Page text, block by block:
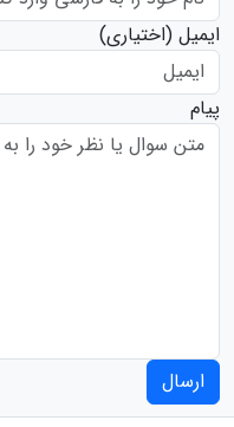
ایمیل (اختیاری)
پیام
ارسال